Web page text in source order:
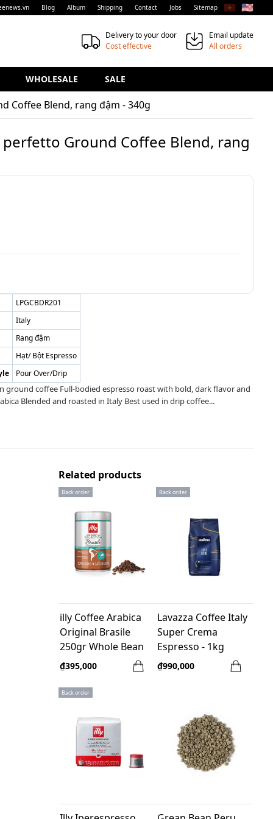
Blog Album Shipping Contact Jobs Sitemap 🇻🇳 🇺🇸
Delivery to your door
Cost effective
Email update
All orders
WHOLESALE SALE
Coffee Blend, rang đậm - 340g
perfetto Ground Coffee Blend, rang
LPGCBDR201
Italy
Rang đậm
Hạt/ Bột Espresso
Pour Over/Drip
ground coffee Full-bodied espresso roast with bold, dark flavor and
Blended and roasted in Italy Best used in drip coffee...
Related products
Back order
illy Coffee Arabica
Original Brasile
250gr Whole Bean
₫395,000
Back order
Lavazza Coffee Italy
Super Crema
Espresso - 1kg
Whole bean
₫990,000
Back order